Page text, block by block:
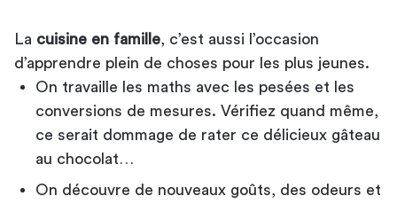
La cuisine en famille , c’est aussi l’occasion
d’apprendre plein de choses pour les plus jeunes.
On travaille les maths avec les pesées et les
conversions de mesures. Vérifiez quand même,
ce serait dommage de rater ce délicieux gâteau
au chocolat…
On découvre de nouveaux goûts, des odeurs et